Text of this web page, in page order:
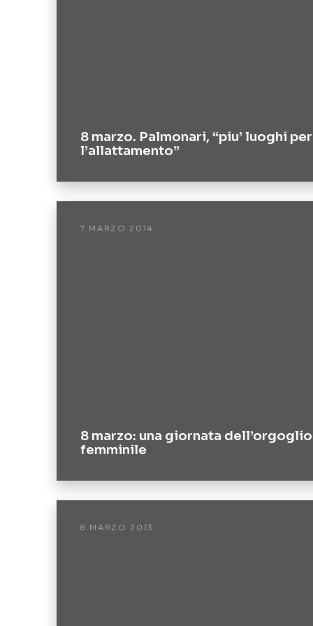
8 marzo. Palmonari, “piu’ luoghi per
l’allattamento”
7 MARZO 2014
8 marzo: una giornata dell’orgoglio
femminile
8 MARZO 2013